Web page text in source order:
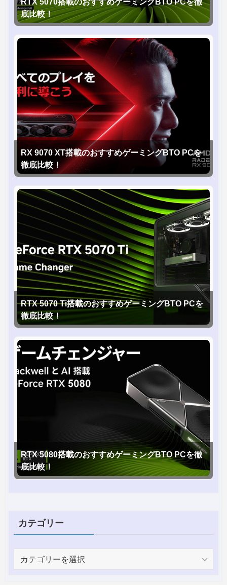
底比較！
RX 9070 XT搭載のおすすめゲーミングBTO PCを
徹底比較！
RTX 5070 Ti搭載のおすすめゲーミングBTO PCを
徹底比較！
RTX 5080搭載のおすすめゲーミングBTO PCを徹
底比較！
カテゴリー